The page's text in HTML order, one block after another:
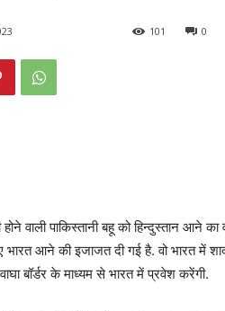
0
101
वाली पाकिस्‍तानी बहू को हिन्‍दुस्‍तान आने का
भारत आने की इजाजत दी गई है. वो भारत में
बॉर्डर के माध्‍यम से भारत में प्रवेश करेंगी.